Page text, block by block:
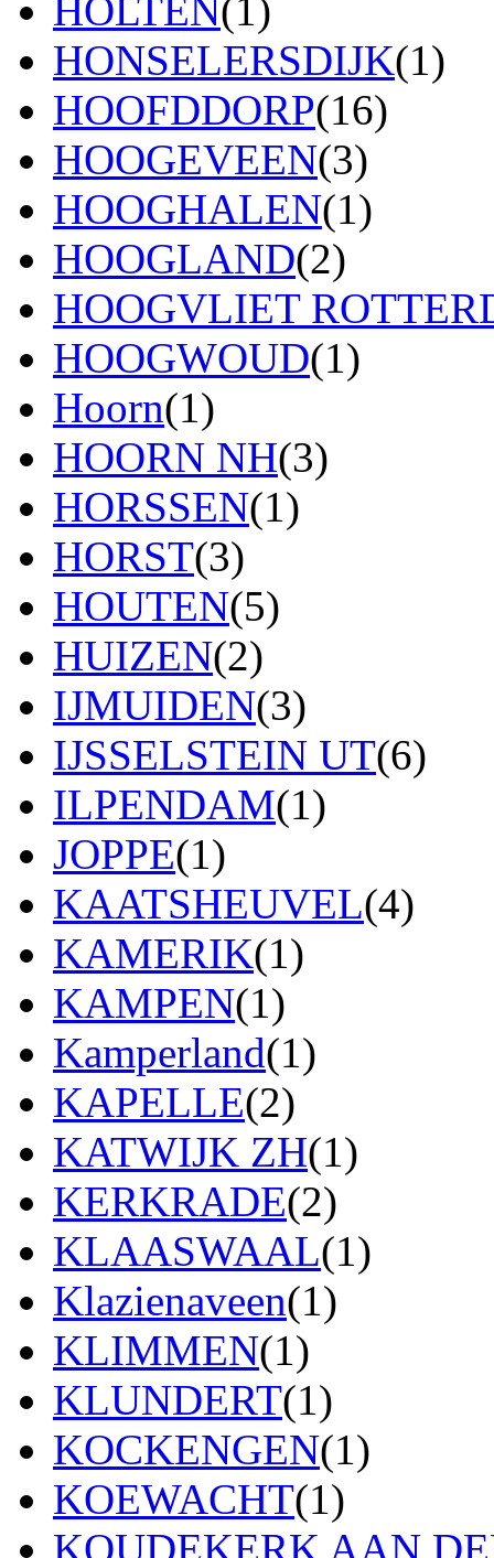
HOLTEN(1)
HONSELERSDIJK(1)
HOOFDDORP(16)
HOOGEVEEN(3)
HOOGHALEN(1)
HOOGLAND(2)
HOOGVLIET
HOOGWOUD(1)
Hoorn(1)
HOORN NH(3)
HORSSEN(1)
HORST(3)
HOUTEN(5)
HUIZEN(2)
IJMUIDEN(3)
IJSSELSTEIN UT(6)
ILPENDAM(1)
JOPPE(1)
KAATSHEUVEL(4)
KAMERIK(1)
KAMPEN(1)
Kamperland(1)
KAPELLE(2)
KATWIJK ZH(1)
KERKRADE(2)
KLAASWAAL(1)
Klazienaveen(1)
KLIMMEN(1)
KLUNDERT(1)
KOCKENGEN(1)
KOEWACHT(1)
KOUDEKERK AAN